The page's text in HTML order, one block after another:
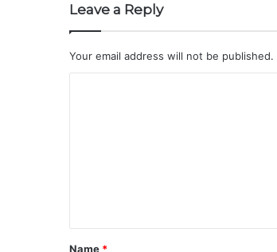
Leave a Reply
Your email address will not be published.
Name *